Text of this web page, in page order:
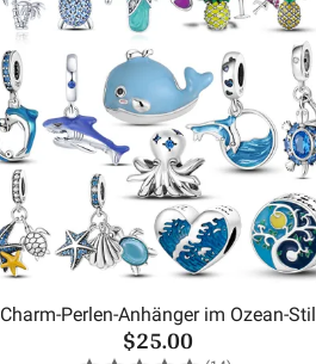
Charm-Perlen-Anhänger im Ozean-Stil
$25.00